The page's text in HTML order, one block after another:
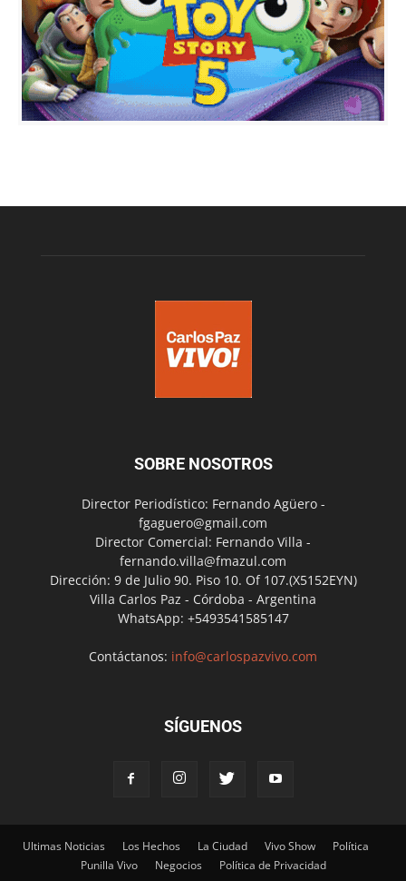
SOBRE NOSOTROS
Director Periodístico: Fernando Agüero -
fgaguero@gmail.com
Director Comercial: Fernando Villa -
fernando.villa@fmazul.com
Dirección: 9 de Julio 90. Piso 10. Of 107.(X5152EYN)
Villa Carlos Paz - Córdoba - Argentina
WhatsApp: +5493541585147
Contáctanos: info@carlospazvivo.com
SÍGUENOS
Ultimas Noticias Los Hechos La Ciudad Vivo Show
Política
Punilla Vivo
Negocios Política de Privacidad